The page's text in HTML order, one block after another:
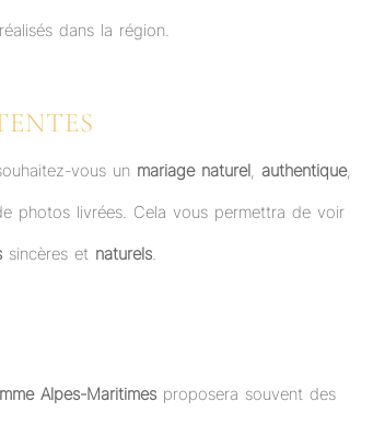
dans la région.
vous un mariage naturel, authentique,
photos livrées. Cela vous permettra de voir
sincères et naturels.
Alpes-Maritimesproposera souvent des